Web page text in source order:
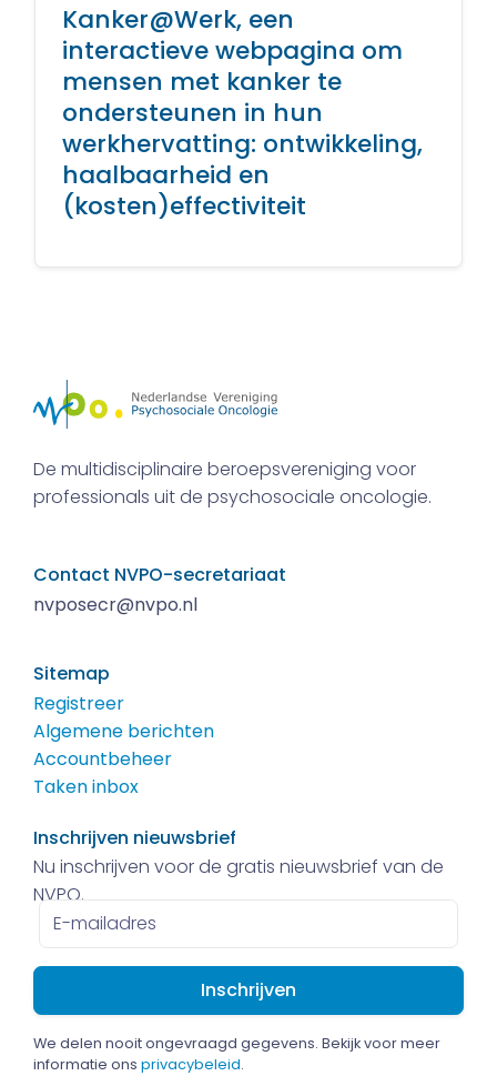
Kanker@Werk, een
interactieve webpagina om
mensen met kanker te
ondersteunen in hun
werkhervatting: ontwikkeling,
haalbaarheid en
(kosten)effectiviteit
De multidisciplinaire beroepsvereniging voor
professionals uit de psychosociale oncologie.
Contact NVPO-secretariaat
nvposecr@nvpo.nl
Sitemap
Registreer
Algemene berichten
Accountbeheer
Taken inbox
Inschrijven nieuwsbrief
Nu inschrijven voor de gratis nieuwsbrief van de
NVPO.
E-
mailadres
We delen nooit ongevraagd gegevens. Bekijk voor meer
informatie ons privacybeleid.